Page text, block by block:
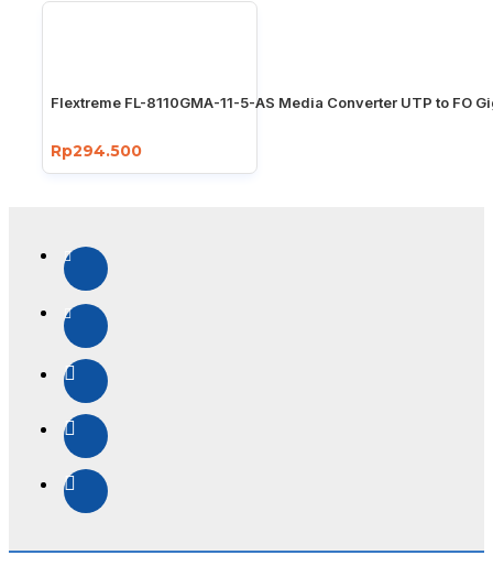
Flextreme FL-8110GMA-11-5-AS Media Converter UTP to FO
Rp294.500